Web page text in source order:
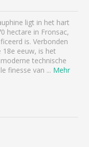
ligt in het hart
hectare in Fronsac,
is. Verbonden
18e eeuw, is het
technische
finesse van ... Mehr